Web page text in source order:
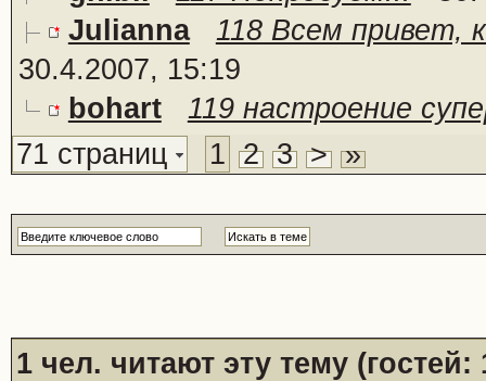
Julianna
118 Всем привет,
30.4.2007, 15:19
bohart
119 настроение
71 страниц
1 2 3 > »
1чел. читают эту тему